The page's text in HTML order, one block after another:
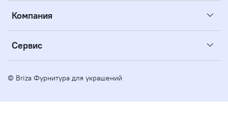
Компания
Сервис
© Briza Фурнитура для украшений